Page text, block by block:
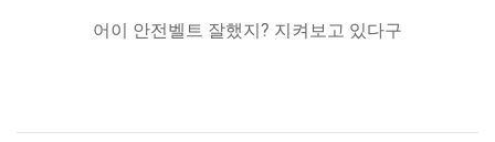
어이 안전벨트 잘했지? 지켜보고 있다구